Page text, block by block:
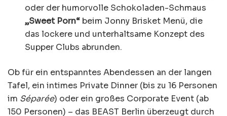
oder der humorvolle Schokoladen-Schmaus
„Sweet Porn“ beim Jonny Brisket Menü, die
das lockere und unterhaltsame Konzept des
Supper Clubs abrunden.
Ob für ein entspanntes Abendessen an der langen
Tafel, ein intimes Private Dinner (bis zu 16 Personen
im Séparée) oder ein großes Corporate Event (ab
150 Personen) – das BEAST Berlin überzeugt durch